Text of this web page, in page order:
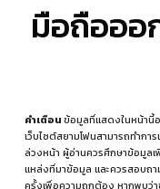
มือถือออ
คำเตือนข้อมูลที่แสดงในหน้านี้
เว็บไซต์สยามโฟนสามารถทำก
ล่วงหน้า ผู้อ่านควรศึกษาข้อมูลเ
แหล่งที่มาข้อมูล และควรสอบถ
ครั้งเพื่อความถูกต้อง หากพบว่